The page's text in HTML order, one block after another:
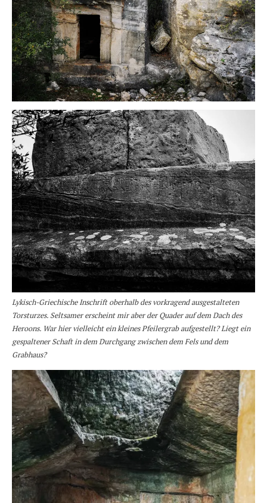
Lykisch-Griechische Inschrift oberhalb des vorkragend ausgestalteten
Torsturzes. Seltsamer erscheint mir aber der Quader auf dem Dach des
Heroons. War hier vielleicht ein kleines Pfeilergrab aufgestellt? Liegt ein
gespaltener Schaft in dem Durchgang zwischen dem Fels und dem
Grabhaus?